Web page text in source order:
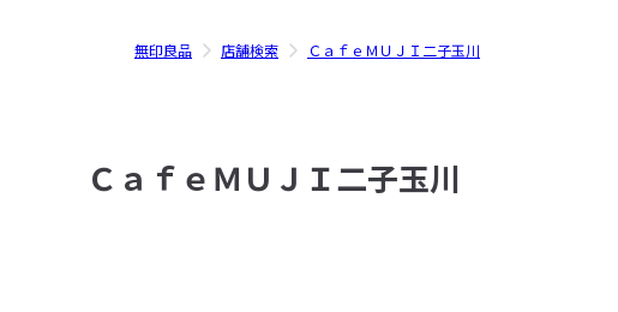
ス
無印良品 店舗検索 ＣａｆｅＭＵＪＩ二子玉川
ＣａｆｅＭＵＪＩ二子玉川